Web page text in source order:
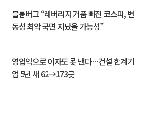
블룸버그 “레버리지 거품 빠진 코스피, 변
동성 최악 국면 지났을 가능성”
영업익으로 이자도 못 낸다…건설 한계기
업 5년 새 62→173곳